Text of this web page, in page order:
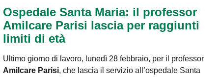
Ospedale Santa Maria: il professor
Amilcare Parisi lascia per raggiunti
limiti di età
Ultimo giorno di lavoro, lunedì 28 febbraio, per il professor
Amilcare Parisi, che lascia il servizio all’ospedale Santa